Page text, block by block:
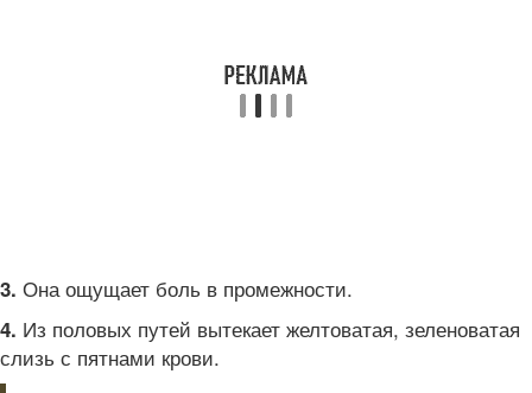
3. Она ощущает боль в промежности.
4. Из половых путей вытекает желтоватая, зеленоватая
слизь с пятнами крови.